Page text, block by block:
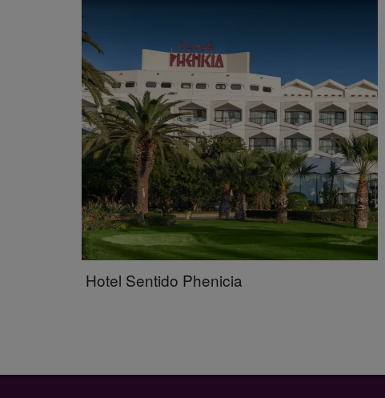
Hotel Sentido Phenicia